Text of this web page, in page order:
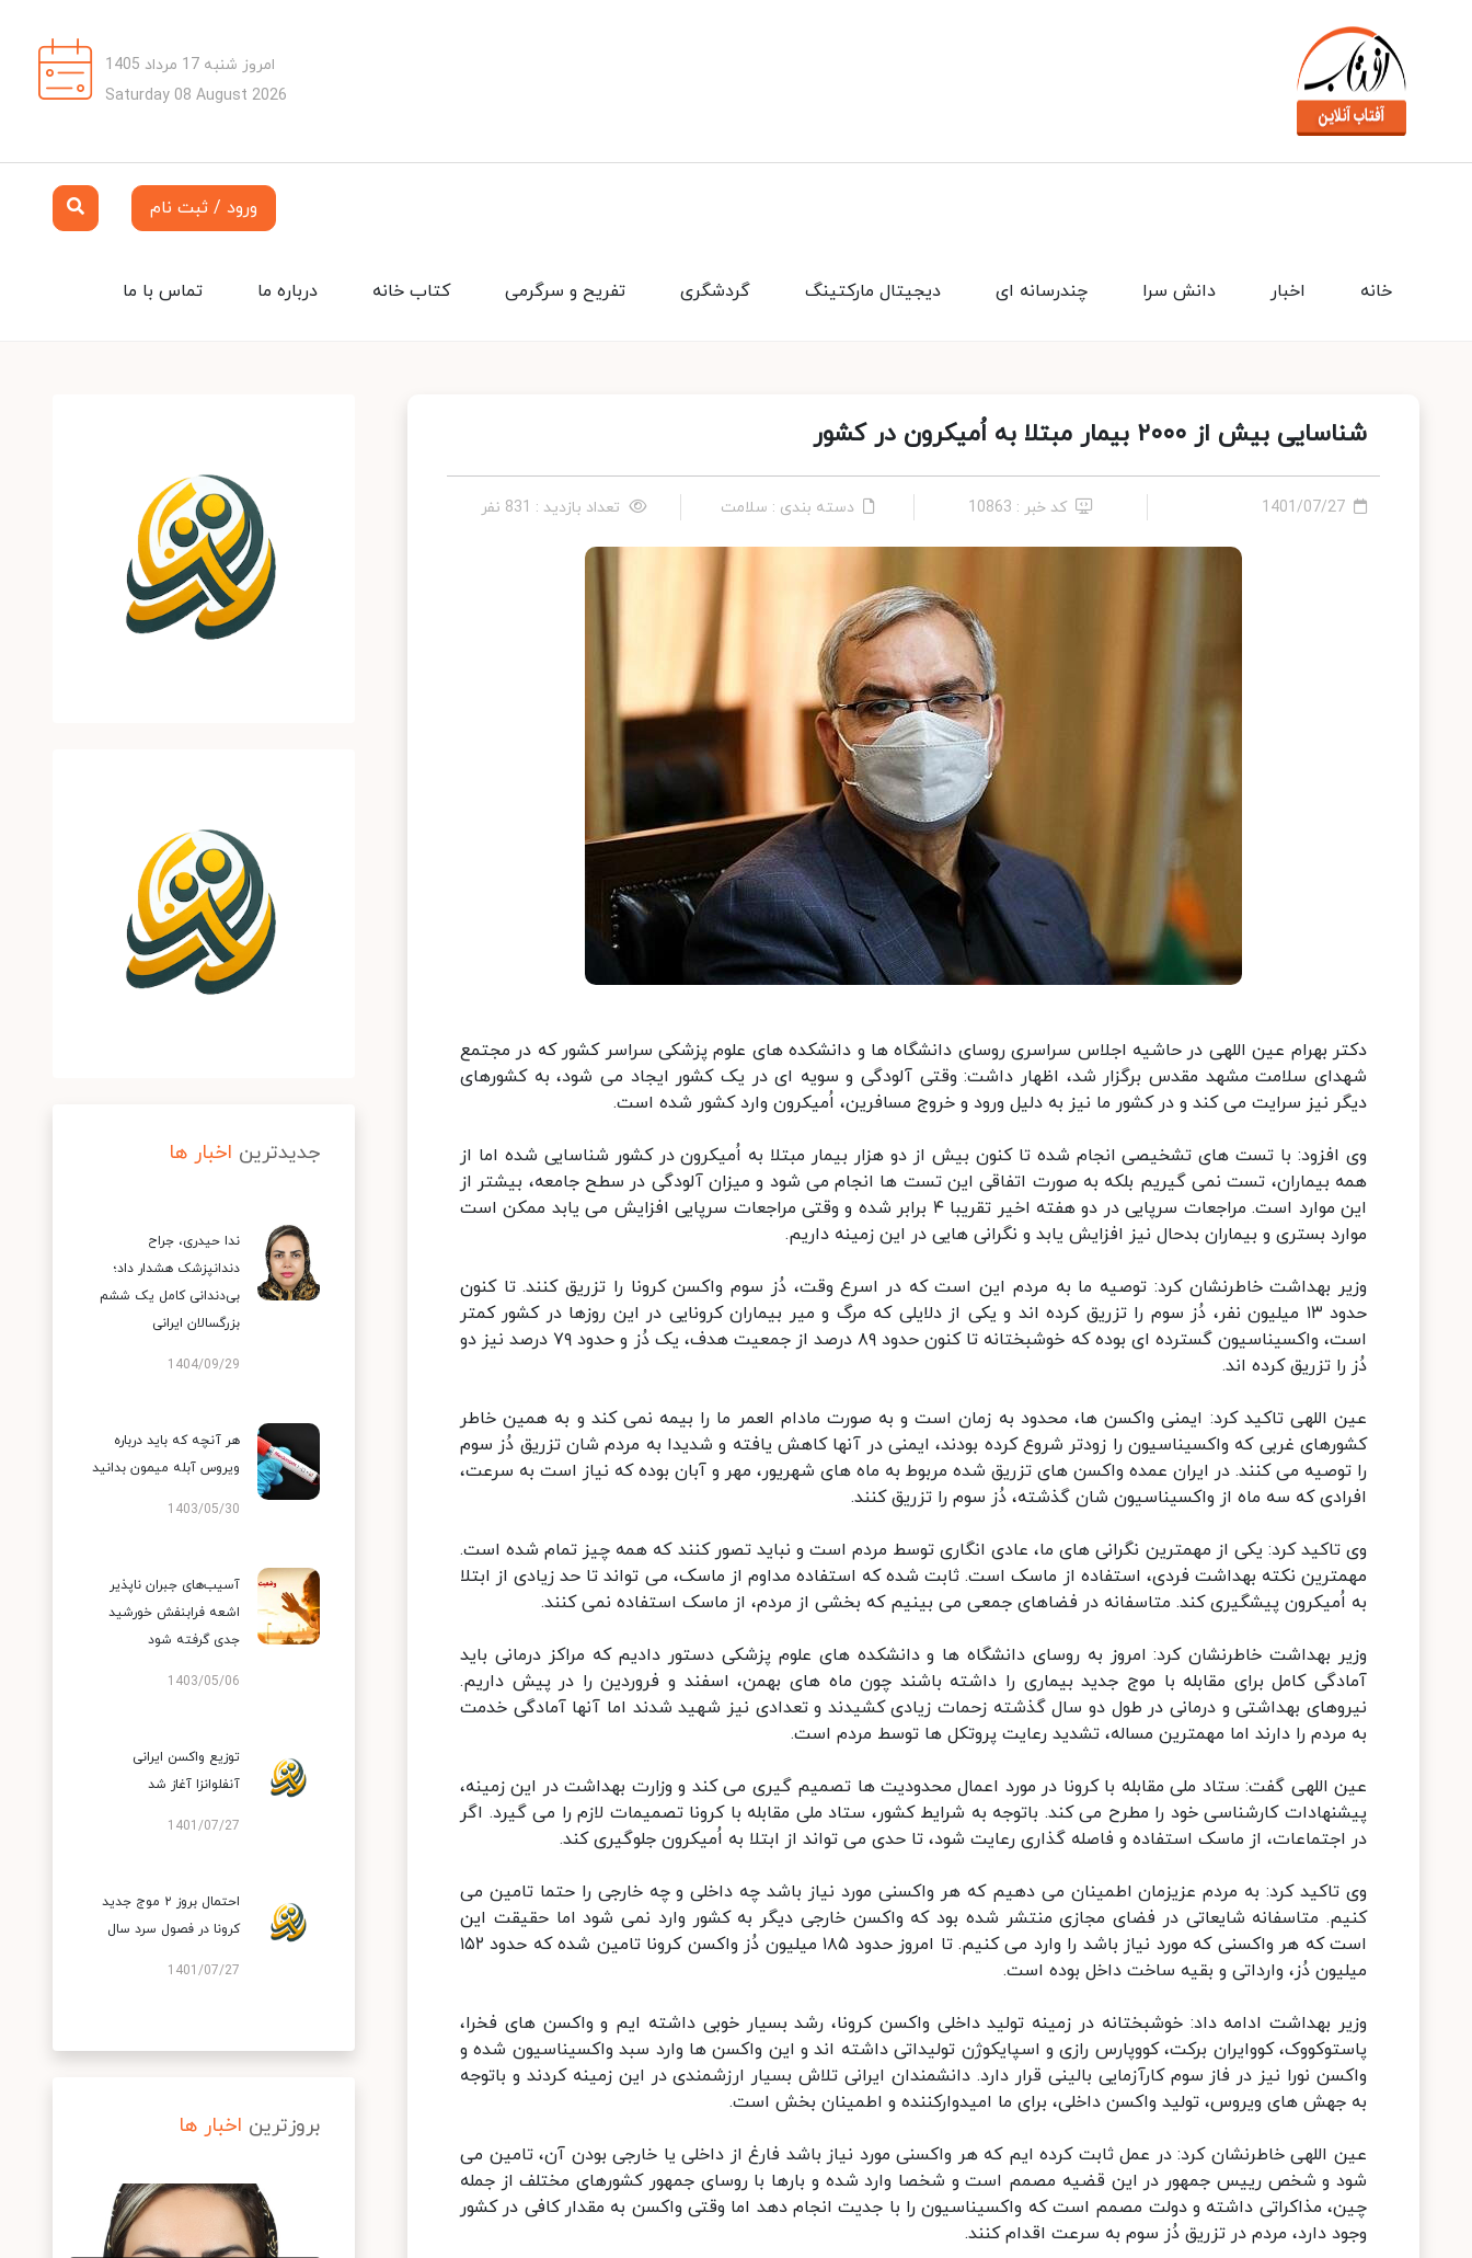
امروز شنبه 17 مرداد 1405
Saturday 08 August 2026
ورود / ثبت نام
تماس با ما درباره ما کتاب خانه تفریح و سرگرمی گردشگری دیجیتال مارکتینگ چندرسانه ای دانش سرا اخبار خانه
شناسایی بیش از ۲۰۰۰ بیمار مبتلا به اُمیکرون در کشور
1401/07/27 کد خبر : 10863 دسته بندی : سلامت تعداد بازدید : 831 نفر
دکتر بهرام عین اللهی در حاشیه اجلاس سراسری روسای دانشگاه ها و دانشکده های علوم پزشکی سراسر کشور که در مجتمع
شهدای سلامت مشهد مقدس برگزار شد، اظهار داشت: وقتی آلودگی و سویه ای در یک کشور ایجاد می شود، به کشورهای
دیگر نیز سرایت می کند و در کشور ما نیز به دلیل ورود و خروج مسافرین، اُمیکرون وارد کشور شده است.
وی افزود: با تست های تشخیصی انجام شده تا کنون بیش از دو هزار بیمار مبتلا به اُمیکرون در کشور شناسایی شده اما از
همه بیماران، تست نمی گیریم بلکه به صورت اتفاقی این تست ها انجام می شود و میزان آلودگی در سطح جامعه، بیشتر از
این موارد است. مراجعات سرپایی در دو هفته اخیر تقریبا ۴ برابر شده و وقتی مراجعات سرپایی افزایش می یابد ممکن است
موارد بستری و بیماران بدحال نیز افزایش یابد و نگرانی هایی در این زمینه داریم.
وزیر بهداشت خاطرنشان کرد: توصیه ما به مردم این است که در اسرع وقت، دُز سوم واکسن کرونا را تزریق کنند. تا کنون
حدود ۱۳ میلیون نفر، دُز سوم را تزریق کرده اند و یکی از دلایلی که مرگ و میر بیماران کرونایی در این روزها در کشور کمتر
است، واکسیناسیون گسترده ای بوده که خوشبختانه تا کنون حدود ۸۹ درصد از جمعیت هدف، یک دُز و حدود ۷۹ درصد نیز دو
دُز را تزریق کرده اند.
عین اللهی تاکید کرد: ایمنی واکسن ها، محدود به زمان است و به صورت مادام العمر ما را بیمه نمی کند و به همین خاطر
کشورهای غربی که واکسیناسیون را زودتر شروع کرده بودند، ایمنی در آنها کاهش یافته و شدیدا به مردم شان تزریق دُز سوم
را توصیه می کنند. در ایران عمده واکسن های تزریق شده مربوط به ماه های شهریور، مهر و آبان بوده که نیاز است به سرعت،
افرادی که سه ماه از واکسیناسیون شان گذشته، دُز سوم را تزریق کنند.
وی تاکید کرد: یکی از مهمترین نگرانی های ما، عادی انگاری توسط مردم است و نباید تصور کنند که همه چیز تمام شده است.
مهمترین نکته بهداشت فردی، استفاده از ماسک است. ثابت شده که استفاده مداوم از ماسک، می تواند تا حد زیادی از ابتلا
به اُمیکرون پیشگیری کند. متاسفانه در فضاهای جمعی می بینیم که بخشی از مردم، از ماسک استفاده نمی کنند.
وزیر بهداشت خاطرنشان کرد: امروز به روسای دانشگاه ها و دانشکده های علوم پزشکی دستور دادیم که مراکز درمانی باید
آمادگی کامل برای مقابله با موج جدید بیماری را داشته باشند چون ماه های بهمن، اسفند و فروردین را در پیش داریم.
نیروهای بهداشتی و درمانی در طول دو سال گذشته زحمات زیادی کشیدند و تعدادی نیز شهید شدند اما آنها آمادگی خدمت
به مردم را دارند اما مهمترین مساله، تشدید رعایت پروتکل ها توسط مردم است.
عین اللهی گفت: ستاد ملی مقابله با کرونا در مورد اعمال محدودیت ها تصمیم گیری می کند و وزارت بهداشت در این زمینه،
پیشنهادات کارشناسی خود را مطرح می کند. باتوجه به شرایط کشور، ستاد ملی مقابله با کرونا تصمیمات لازم را می گیرد. اگر
در اجتماعات، از ماسک استفاده و فاصله گذاری رعایت شود، تا حدی می تواند از ابتلا به اُمیکرون جلوگیری کند.
وی تاکید کرد: به مردم عزیزمان اطمینان می دهیم که هر واکسنی مورد نیاز باشد چه داخلی و چه خارجی را حتما تامین می
کنیم. متاسفانه شایعاتی در فضای مجازی منتشر شده بود که واکسن خارجی دیگر به کشور وارد نمی شود اما حقیقت این
است که هر واکسنی که مورد نیاز باشد را وارد می کنیم. تا امروز حدود ۱۸۵ میلیون دُز واکسن کرونا تامین شده که حدود ۱۵۲
میلیون دُز، وارداتی و بقیه ساخت داخل بوده است.
وزیر بهداشت ادامه داد: خوشبختانه در زمینه تولید داخلی واکسن کرونا، رشد بسیار خوبی داشته ایم و واکسن های فخرا،
پاستوکووک، کووایران برکت، کووپارس رازی و اسپایکوژن تولیداتی داشته اند و این واکسن ها وارد سبد واکسیناسیون شده و
واکسن نورا نیز در فاز سوم کارآزمایی بالینی قرار دارد. دانشمندان ایرانی تلاش بسیار ارزشمندی در این زمینه کردند و باتوجه
به جهش های ویروس، تولید واکسن داخلی، برای ما امیدوارکننده و اطمینان بخش است.
عین اللهی خاطرنشان کرد: در عمل ثابت کرده ایم که هر واکسنی مورد نیاز باشد فارغ از داخلی یا خارجی بودن آن، تامین می
شود و شخص رییس جمهور در این قضیه مصمم است و شخصا وارد شده و بارها با روسای جمهور کشورهای مختلف از جمله
چین، مذاکراتی داشته و دولت مصمم است که واکسیناسیون را با جدیت انجام دهد اما وقتی واکسن به مقدار کافی در کشور
وجود دارد، مردم در تزریق دُز سوم به سرعت اقدام کنند.
جدیدترین اخبار ها
ندا حیدری، جراح
دندانپزشک هشدار داد؛
بی‌دندانی کامل یک ششم
بزرگسالان ایرانی
1404/09/29
هر آنچه که باید درباره
ویروس آبله میمون بدانید
1403/05/30
آسیب‌های جبران ناپذیر
اشعه فرابنفش خورشید
جدی گرفته شود
1403/05/06
توزیع واکسن ایرانی
آنفلوانزا آغاز شد
1401/07/27
احتمال بروز ۲ موج جدید
کرونا در فصول سرد سال
1401/07/27
بروزترین اخبار ها